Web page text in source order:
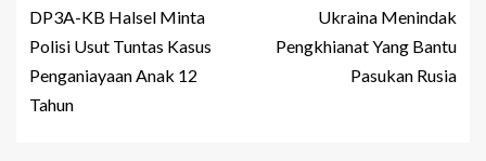
DP3A-KB Halsel Minta
Polisi Usut Tuntas Kasus
Penganiayaan Anak 12
Tahun
Ukraina Menindak
Pengkhianat Yang Bantu
Pasukan Rusia